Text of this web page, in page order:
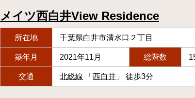
メイツ西白井View Residence
所在地 千葉県白井市清水口２丁目
築年月 2021年11月 総階数
交通 北総線 「 西白井 」 徒歩3分